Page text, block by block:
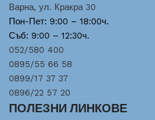
Варна, ул. Кракра 30
Пон-Пет: 9:00 – 18:00ч.
Съб: 9:00 – 12:30ч.
052/580 400
0895/55 66 58
0899/17 37 37
0896/22 57 20
ПОЛЕЗНИ ЛИНКОВЕ